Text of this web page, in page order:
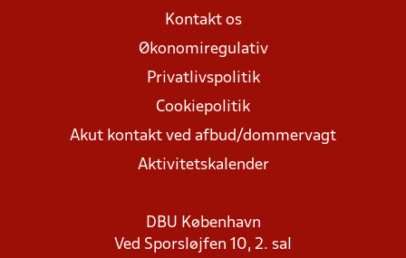
Kontakt os
Økonomiregulativ
Privatlivspolitik
Cookiepolitik
Akut kontakt ved afbud/dommervagt
Aktivitetskalender
DBU København
Ved Sporsløjfen 10, 2. sal